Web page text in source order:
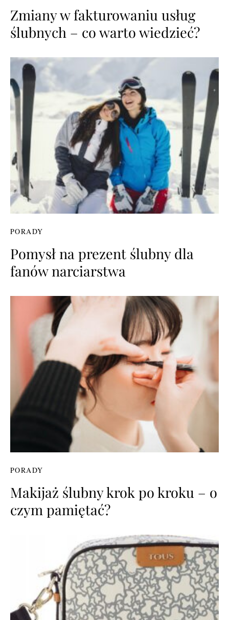
Zmiany w fakturowaniu usług
ślubnych – co warto wiedzieć?
PORADY
Pomysł na prezent ślubny dla
fanów narciarstwa
PORADY
Makijaż ślubny krok po kroku – o
czym pamiętać?